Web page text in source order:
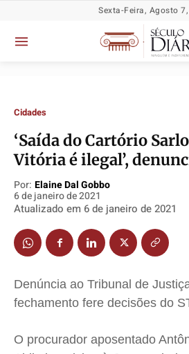
Política
Socioeconômicas
TV Século
Justiça
Educação
Meio Ambiente
Política
Socioeconômicas
TV Século
Justiça
Educação
Meio Ambiente
Política
Socioeconômicas
TV Século
Justiça
Educação
Meio Ambiente
Política
Socioeconômicas
TV Século
Justiça
Educação
Meio Ambiente
Sexta-Feira, Agosto
Cidades
‘Saída do Cartório
Vitória é ilegal’,
Por: Elaine Dal Gobbo
6 de janeiro de 2021
Atualizado em 6 de janeiro de 2021
Denúncia ao Tribunal de
fechamento fere decisões do
O procurador aposentado